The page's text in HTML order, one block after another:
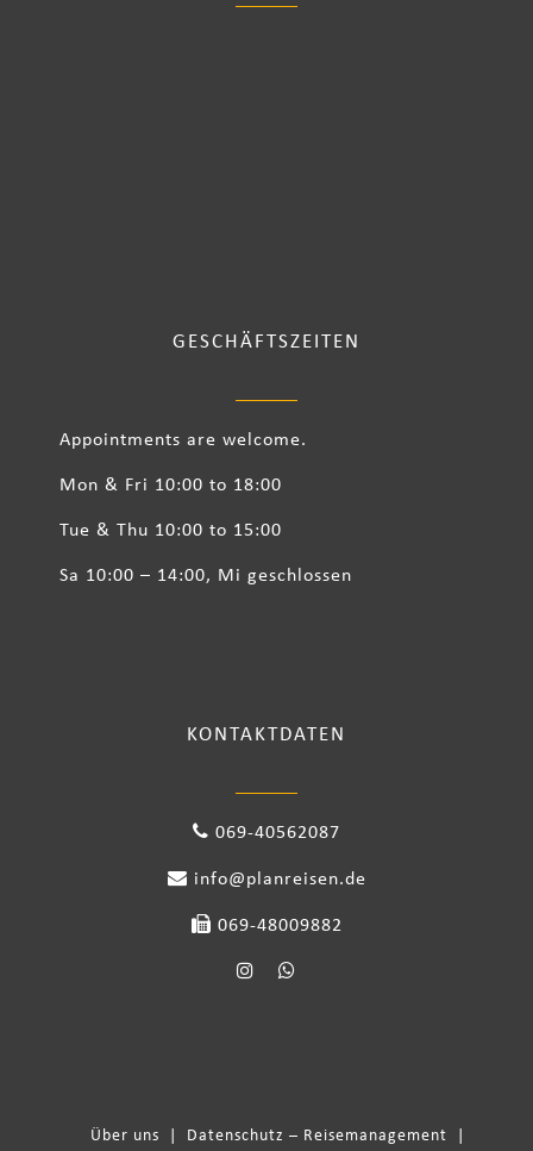
GESCHÄFTSZEITEN
Appointments are welcome.
Mon & Fri 10:00 to 18:00
Tue & Thu 10:00 to 15:00
Sa 10:00 – 14:00, Mi geschlossen
KONTAKTDATEN
069-40562087
info@planreisen.de
069-48009882
Über uns Datenschutz – Reisemanagement